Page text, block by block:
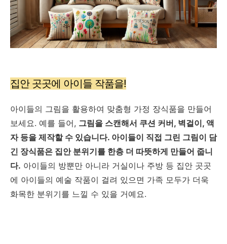
집안 곳곳에 아이들 작품을!
아이들의 그림을 활용하여 맞춤형 가정 장식품을 만들어
보세요. 예를 들어, 그림을 스캔해서 쿠션 커버, 벽걸이, 액
자 등을 제작할 수 있습니다. 아이들이 직접 그린 그림이 담
긴 장식품은 집안 분위기를 한층 더 따뜻하게 만들어 줍니
다. 아이들의 방뿐만 아니라 거실이나 주방 등 집안 곳곳
에 아이들의 예술 작품이 걸려 있으면 가족 모두가 더욱
화목한 분위기를 느낄 수 있을 거예요.